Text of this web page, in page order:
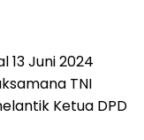
13 Juni 2024
TNI
Ketua DPD